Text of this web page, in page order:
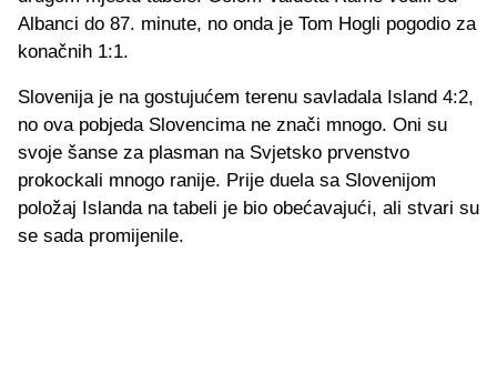
Albanci do 87. minute, no onda je Tom Hogli pogodio za
konačnih 1:1.
Slovenija je na gostujućem terenu savladala Island 4:2,
no ova pobjeda Slovencima ne znači mnogo. Oni su
svoje šanse za plasman na Svjetsko prvenstvo
prokockali mnogo ranije. Prije duela sa Slovenijom
položaj Islanda na tabeli je bio obećavajući, ali stvari su
se sada promijenile.